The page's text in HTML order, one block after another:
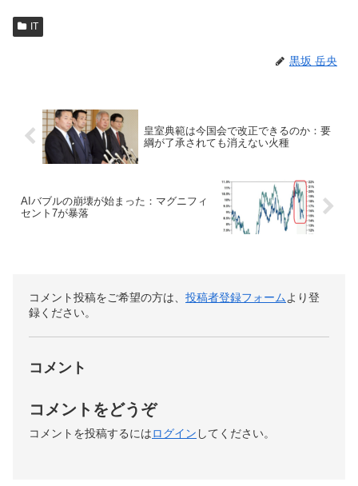
IT
黒坂 岳央
皇室典範は今国会で改正できるのか：要
綱が了承されても消えない火種
AIバブルの崩壊が始まった：マグニフィ
セント7が暴落
コメント投稿をご希望の方は、 投稿者登録フォーム より登
録ください。
コメント
コメントをどうぞ
コメントを投稿するにはログイン してください。